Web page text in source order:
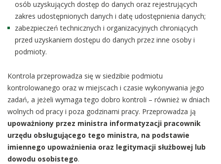
osób uzyskujących dostęp do danych oraz rejestrujących
zakres udostępnionych danych i datę udostępnienia danych;
zabezpieczeń technicznych i organizacyjnych chroniących
przed uzyskaniem dostępu do danych przez inne osoby i
podmioty.
Kontrola przeprowadza się w siedzibie podmiotu
kontrolowanego oraz w miejscach i czasie wykonywania jego
zadań, a jeżeli wymaga tego dobro kontroli – również w dniach
wolnych od pracy i poza godzinami pracy. Przeprowadza ją
upoważniony przez ministra informatyzacji pracownik
urzędu obsługującego tego ministra, na podstawie
imiennego upoważnienia oraz legitymacji służbowej lub
dowodu osobistego.